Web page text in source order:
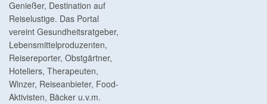
Genießer, Destination auf
Reiselustige. Das Portal
vereint Gesundheitsratgeber,
Lebensmittelproduzenten,
Reisereporter, Obstgärtner,
Hoteliers, Therapeuten,
Winzer, Reiseanbieter, Food-
Aktivisten, Bäcker u.v.m.